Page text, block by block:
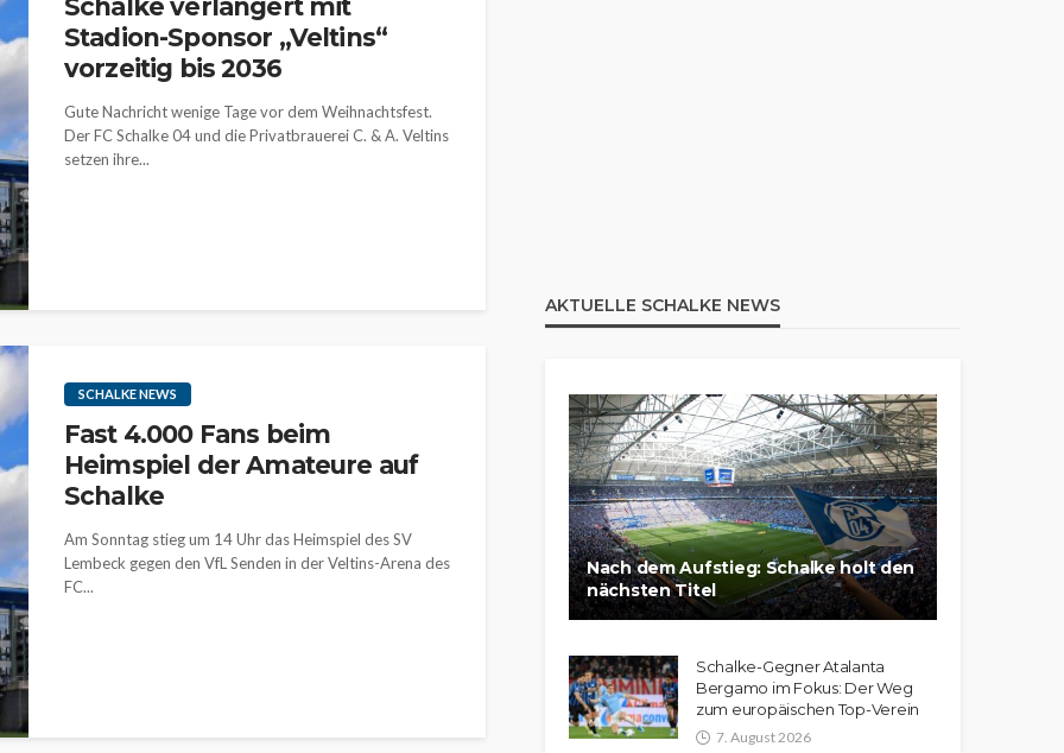
Schalke verlängert mit
Stadion-Sponsor „Veltins“
vorzeitig bis 2036
Gute Nachricht wenige Tage vor dem Weihnachtsfest.
Der FC Schalke 04 und die Privatbrauerei C. & A. Veltins
setzen ihre...
SCHALKE NEWS
Fast 4.000 Fans beim
Heimspiel der Amateure auf
Schalke
Am Sonntag stieg um 14 Uhr das Heimspiel des SV
Lembeck gegen den VfL Senden in der Veltins-Arena des
FC...
AKTUELLE SCHALKE NEWS
Nach dem Aufstieg: Schalke holt den
nächsten Titel
Schalke-Gegner Atalanta
Bergamo im Fokus: Der Weg
zum europäischen Top-Verein
7. August 2026